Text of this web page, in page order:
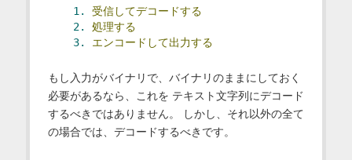
1.
受信してデコードする
2.
処理する
3.
エンコードして出力する
もし入力がバイナリで、バイナリのままにしておく
必要があるなら、これを テキスト文字列にデコード
するべきではありません。 しかし、それ以外の全て
の場合では、デコードするべきです。